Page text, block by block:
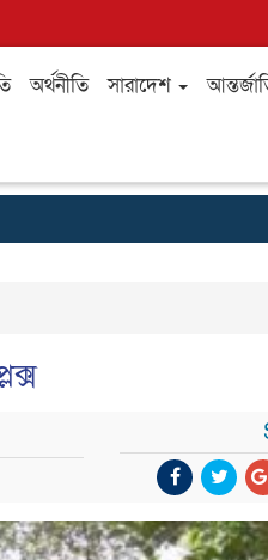
অর্থনীতি সারাদেশ